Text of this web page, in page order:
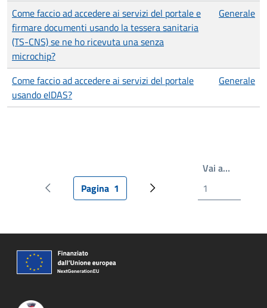
Come faccio ad accedere ai servizi del portale e
firmare documenti usando la tessera sanitaria
(TS-CNS) se ne ho ricevuta una senza
microchip?
Generale
Come faccio ad accedere ai servizi del portale
usando eIDAS?
Generale
Pagina precedentePagina attuale
Pagina 1 Prossima pagina
Vai a…